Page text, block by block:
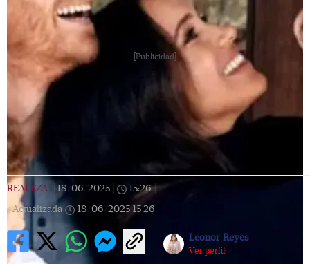
[Publicidad]
REALEZA 18/06/2025 15:26 |
Actualizada
18/06/2025 15:26
Leonor Reyes
Ver perfil